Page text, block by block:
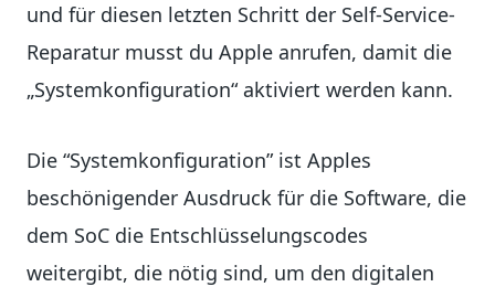
und für diesen letzten Schritt der Self-Service-
Reparatur musst du Apple anrufen, damit die
„Systemkonfiguration“ aktiviert werden kann.
Die “Systemkonfiguration” ist Apples
beschönigender Ausdruck für die Software, die
dem SoC die Entschlüsselungscodes
weitergibt, die nötig sind, um den digitalen